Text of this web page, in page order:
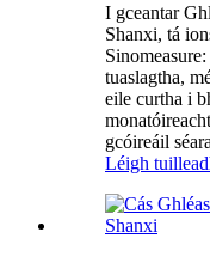
I gceantar
Shanxi, tá
tuaslagtha,
eile curtha i
gcóireáil
Léigh